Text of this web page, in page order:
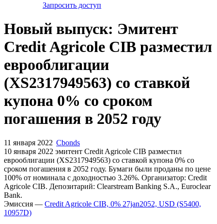
Запросить доступ
Новый выпуск: Эмитент
Credit Agricole CIB разместил
еврооблигации
(XS2317949563) со ставкой
купона 0% со сроком
погашения в 2052 году
11 января 2022 Cbonds
10 января 2022 эмитент Credit Agricole CIB разместил
еврооблигации (XS2317949563) cо ставкой купона 0% со
сроком погашения в 2052 году. Бумаги были проданы по цене
100% от номинала с доходностью 3.26%. Организатор: Credit
Agricole CIB. Депозитарий: Clearstream Banking S.A., Euroclear
Bank.
Эмиссия — Credit Agricole CIB, 0% 27jan2052, USD (S5400,
10957D)